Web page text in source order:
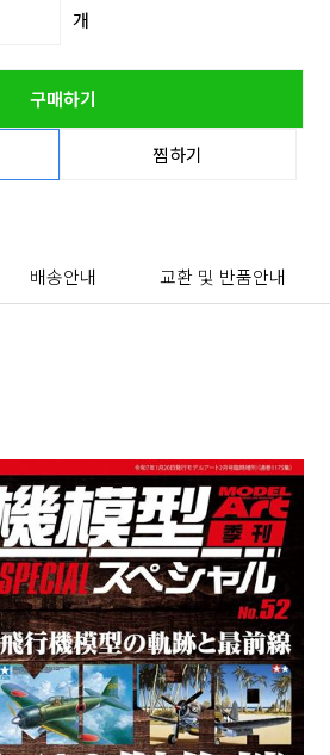
개
구매하기
찜하기
배송안내 교환 및 반품안내